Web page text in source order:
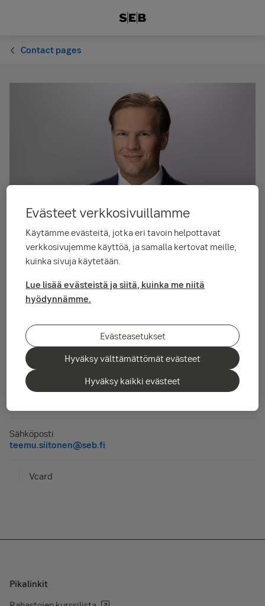
Contact pages
Head of Equity Capital Markets Finland
Yhteystiedot
Matkapuhelinnumero
Sähköposti
teemu.siitonen@seb.fi
Vcard
Pikalinkit
Evästeet verkkosivuillamme
Käytämme evästeitä, jotka eri tavoin helpottavat
verkkosivujemme käyttöä, ja samalla kertovat meille,
kuinka sivuja käytetään.
Lue lisää evästeistä ja siitä, kuinka me niitä
hyödynnämme.
Evästeasetukset
Hyväksy välttämättömät evästeet
Hyväksy kaikki evästeet